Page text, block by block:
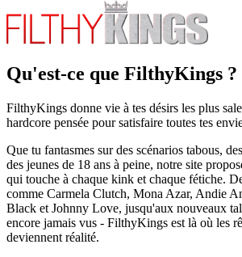
Qu'est-ce que FilthyKings ?
FilthyKings donne vie à tes désirs les plus
hardcore pensée pour satisfaire toutes tes
Que tu fantasmes sur des scénarios tabous,
des jeunes de 18 ans à peine, notre site
qui touche à chaque kink et chaque fétiche.
comme Carmela Clutch, Mona Azar, Andie
Black et Johnny Love, jusqu'aux nouveaux
encore jamais vus - FilthyKings est là où les
deviennent réalité.